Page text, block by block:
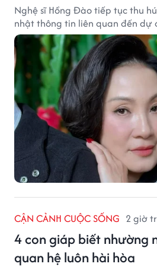
Nghệ sĩ Hồng Đào tiếp tục thu
nhật thông tin liên quan đến dự
CẬN CẢNH CUỘC SỐNG 2 giờ
4 con giáp biết nhường
quan hệ luôn hài hòa